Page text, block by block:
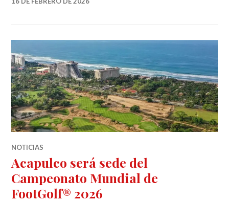
NOTICIAS
Acapulco será sede del
Campeonato Mundial de
FootGolf® 2026